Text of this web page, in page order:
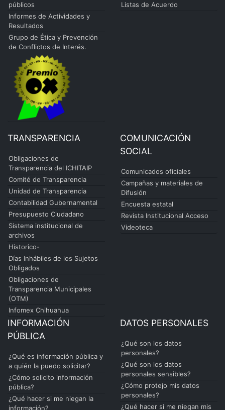
públicos
Informes de Actividades y
Resultados
Grupo de Ética y Prevención
de Conflictos de Interés.
Listas de Acuerdo
TRANSPARENCIA
Obligaciones de
Transparencia del ICHITAIP
Comité de Transparencia
Unidad de Transparencia
Contabilidad Gubernamental
Presupuesto Ciudadano
Sistema institucional de
archivos
Historico-
Días Inhábiles de los Sujetos
Obligados
Obligaciones de
Transparencia Municipales
(OTM)
Infomex Chihuahua
COMUNICACIÓN
SOCIAL
Comunicados oficiales
Campañas y materiales de
Difusión
Encuesta estatal
Revista Institucional Acceso
Videoteca
INFORMACIÓN
PÚBLICA
¿Qué es información pública y
a quién la puedo solicitar?
¿Cómo solicito información
pública?
¿Qué hacer si me niegan la
información?
DATOS PERSONALES
¿Qué son los datos
personales?
¿Qué son los datos
personales sensibles?
¿Cómo protejo mis datos
personales?
¿Qué hacer si me niegan mis